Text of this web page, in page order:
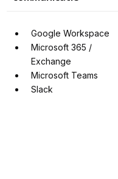
Google Workspace
Microsoft 365 /
Exchange
Microsoft Teams
Slack